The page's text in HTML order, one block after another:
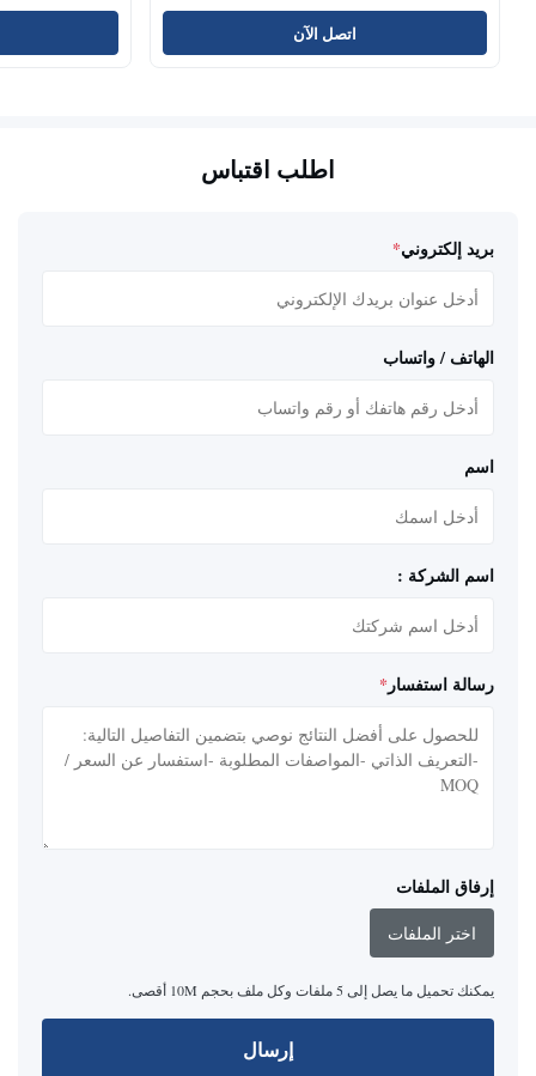
اتصل الآن
اطلب اقتباس
بريد إلكتروني*
الهاتف / واتساب
اسم
اسم الشركة :
رسالة استفسار *
إرفاق الملفات
اختر الملفات
يمكنك تحميل ما يصل إلى 5 ملفات وكل ملف بحجم 10M أقصى.
إرسال